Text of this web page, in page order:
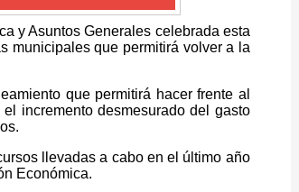
y Asuntos Generales celebrada esta
municipales que permitirá volver a la
que permitirá hacer frente al
incremento desmesurado del gasto
llevadas a cabo en el último año
Económica.